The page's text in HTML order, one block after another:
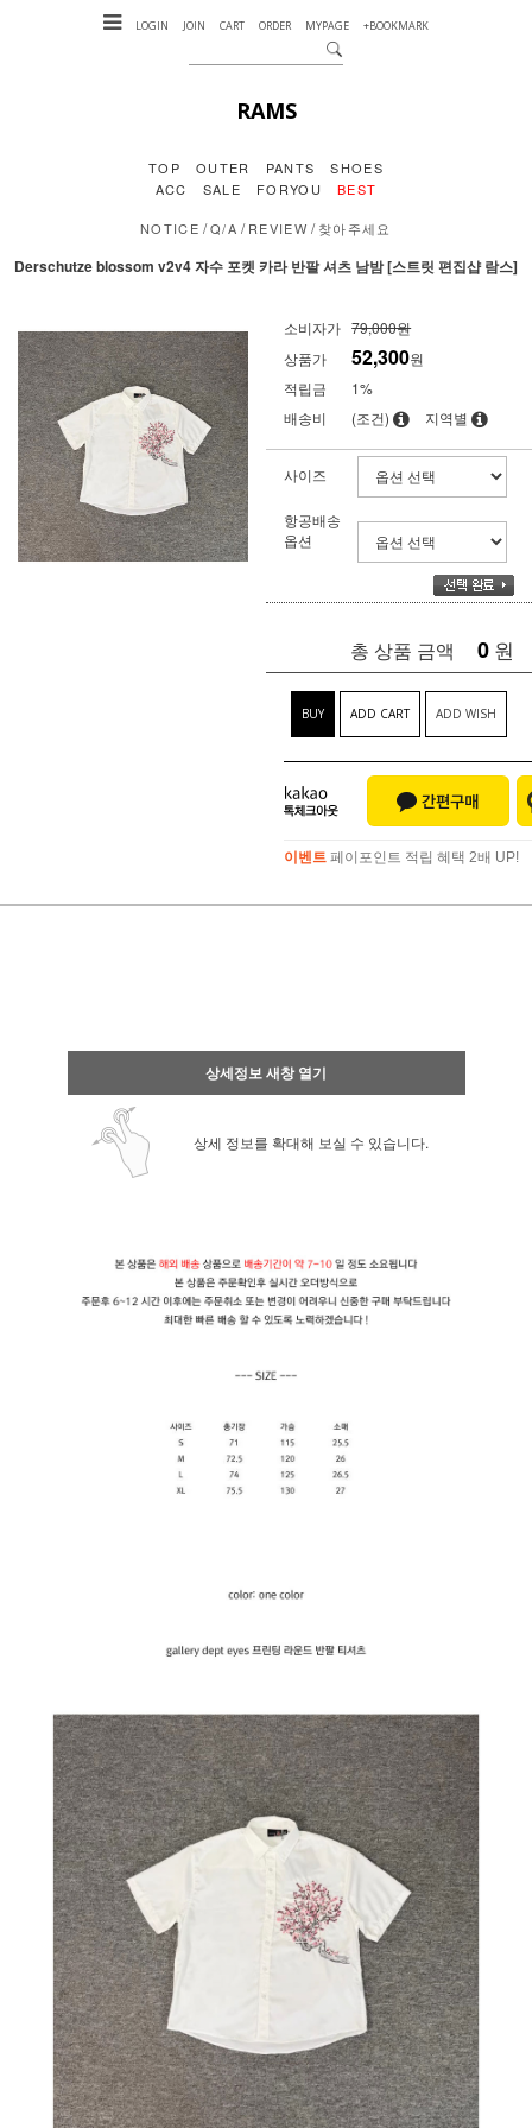
LOGIN JOIN CART ORDER MYPAGE +BOOKMARK
RAMS
TOP OUTER PANTS
SHOES
ACC
SALE FORYOU BEST
NOTICE /Q/A /REVIEW /찾아주세요
Derschutze blossom v2v4 자수 포켓 카라 반팔 셔츠 남밤 [스트릿 편집샵 람스]
소비자가 79,000원
상품가
52,300원
적립금
1%
배송비
(조건) 지역별
사이즈
항공배송
옵션
총 상품 금액 0 원
BUY ADD CART ADD WISH
이벤트 페이포인트 적립 혜택 2배 UP!
상세정보 새창 열기
상세 정보를 확대해 보실 수 있습니다.